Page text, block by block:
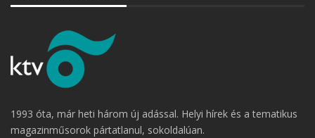
1993 óta, már heti három új adással. Helyi hírek és a tematikus
magazinműsorok pártatlanul, sokoldalúan.